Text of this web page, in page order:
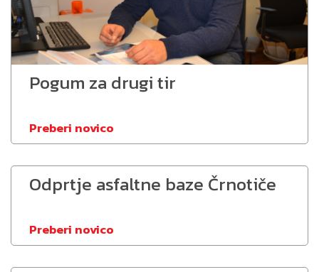
Pogum za drugi tir
Preberi novico
Odprtje asfaltne baze Črnotiče
Preberi novico